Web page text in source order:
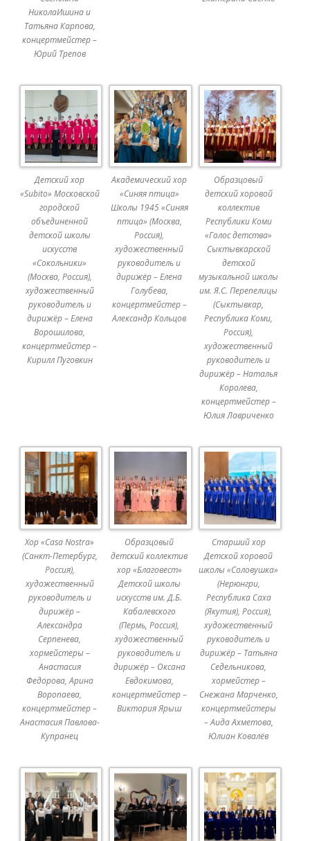
НиколаИшина и
Татьяна Карпова,
концертмейстер –
Юрий Трепов
Детский хор
«Subito» Московской
городской
объединенной
детской школы
искусств
«Сокольники»
(Москва, Россия),
художественный
руководитель и
дирижёр – Елена
Ворошилова,
концертмейстер –
Кирилл Пуговкин
Академический хор
«Синяя птица»
Школы 1945 «Синяя
птица» (Москва,
Россия),
художественный
руководитель и
дирижёр – Елена
Голубева,
концертмейстер –
Александр Кольцов
Образцовый
детский хоровой
коллектив
Республики Коми
«Голос детства»
Сыктывкарской
детской
музыкальной школы
им. Я.С. Перепелицы
(Сыктывкар,
Республика Коми,
Россия),
художественный
руководитель и
дирижёр – Наталья
Королева,
концертмейстер –
Юлия Лавриченко
Хор «Casa Nostra»
(Санкт-Петербург,
Россия),
художественный
руководитель и
дирижёр –
Александра
Серпенева,
хормейстеры –
Анастасия
Федорова, Арина
Воропаева,
концертмейстер –
Анастасия Павлова-
Купранец
Образцовый
детский коллектив
хор «Благовест»
Детской школы
искусств им. Д.Б.
Кабалевского
(Пермь, Россия),
художественный
руководитель и
дирижёр – Оксана
Евдокимова,
концертмейстер –
Виктория Ярыш
Старший хор
Детской хоровой
школы «Соловушка»
(Нерюнгри,
Республика Саха
(Якутия), Россия),
художественный
руководитель и
дирижёр – Татьяна
Седельникова,
хормейстер –
Снежана Марченко,
концертмейстеры
– Аида Ахметова,
Юлиан Ковалёв